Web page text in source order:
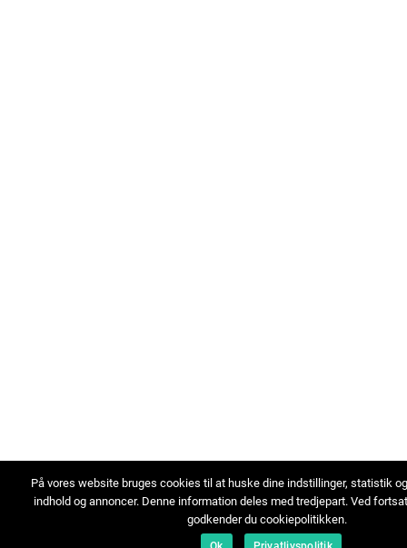
På vores website bruges cookies til at huske dine indstillinger, statistik
indhold og annoncer. Denne information deles med tredjepart. Ved
godkender du cookiepolitikken.